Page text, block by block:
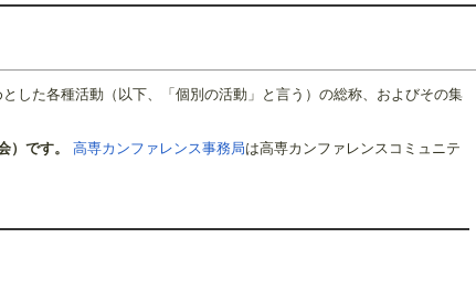
した各種活動（以下、「個別の活動」と言う）の総称、およびその集
です。 高専カンファレンス事務局は高専カンファレンスコミュニテ